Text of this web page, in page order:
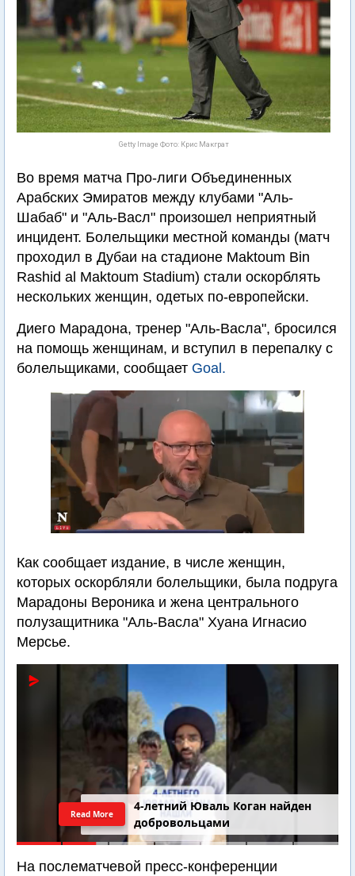
Getty Image Фото: Крис Макграт
Во время матча Про-лиги Объединенных
Арабских Эмиратов между клубами "Аль-
Шабаб" и "Аль-Васл" произошел неприятный
инцидент. Болельщики местной команды (матч
проходил в Дубаи на стадионе Maktoum Bin
Rashid al Maktoum Stadium) стали оскорблять
нескольких женщин, одетых по-европейски.
Диего Марадона, тренер "Аль-Васла", бросился
на помощь женщинам, и вступил в перепалку с
болельщиками, сообщает Goal.
Как сообщает издание, в числе женщин,
которых оскорбляли болельщики, была подруга
Марадоны Вероника и жена центрального
полузащитника "Аль-Васла" Хуана Игнасио
Мерсье.
4-летний Юваль Коган найден
добровольцами
Read More
На послематчевой пресс-конференции